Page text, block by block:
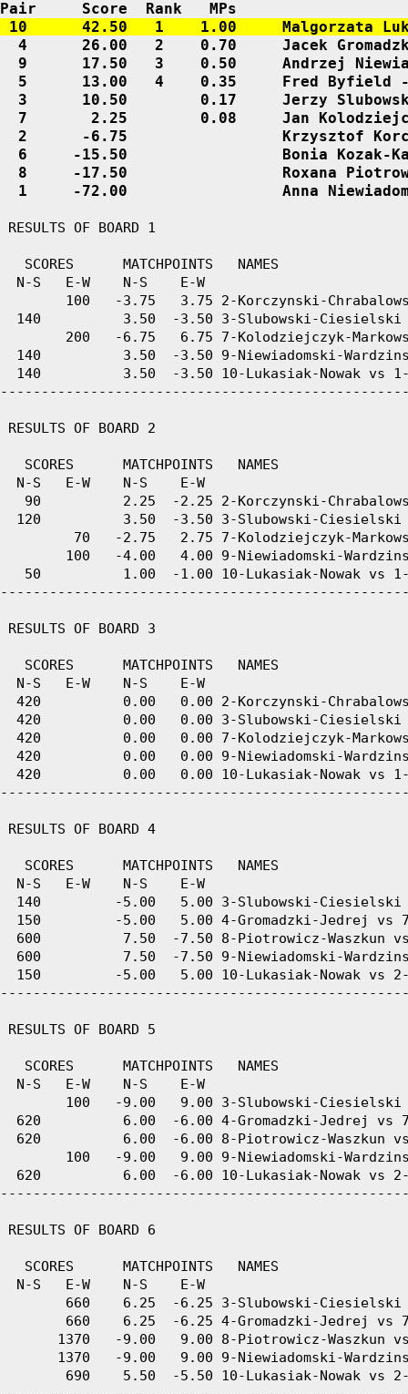
10      42.50   1    1.00     Malgorzata
4      26.00   2    0.70     Jacek
9      17.50   3    0.50     Andrzej
5      13.00   4    0.35     Fred Byfield
3      10.50        0.17     Jerzy
7       2.25        0.08     Jan
2      -6.75                 Krzysztof
6     -15.50                 Bonia Kozak-
8     -17.50                 Roxana
1     -72.00                 Anna